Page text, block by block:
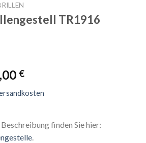
TR1916
€
finden Sie hier:
.